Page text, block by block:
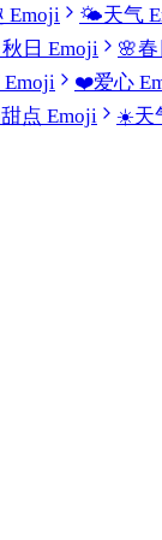
Emoji 🌤️天气
秋日 Emoji 🌸春
Emoji ❤️爱心
甜点 Emoji ☀️天